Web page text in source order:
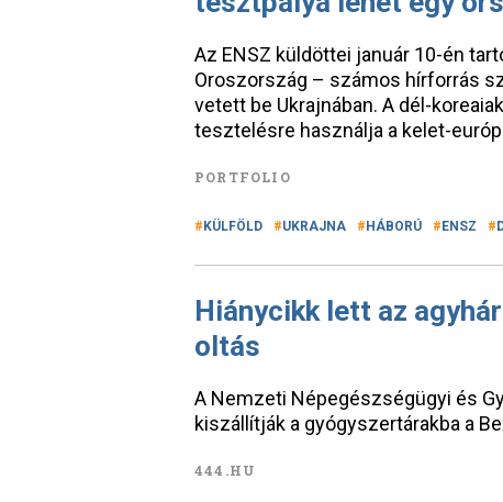
Az ENSZ küldöttei január 10-én
Oroszország – számos hírforrás
vetett be Ukrajnában. A dél-
tesztelésre használja a kelet-
PORTFOLIO
KÜLFÖLD UKRAJNA HÁBORÚ ENSZ
Hiánycikk lett az
oltás
A Nemzeti Népegészségügyi és
kiszállítják a gyógyszertárakba a
444.HU